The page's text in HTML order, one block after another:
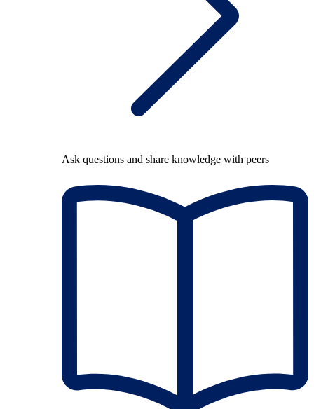
Ask questions and share knowledge with peers